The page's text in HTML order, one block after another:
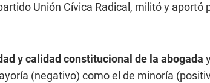
Unión Cívica Radical, militó y aportó
y calidad constitucional de la abogada
(negativo) como el de minoría